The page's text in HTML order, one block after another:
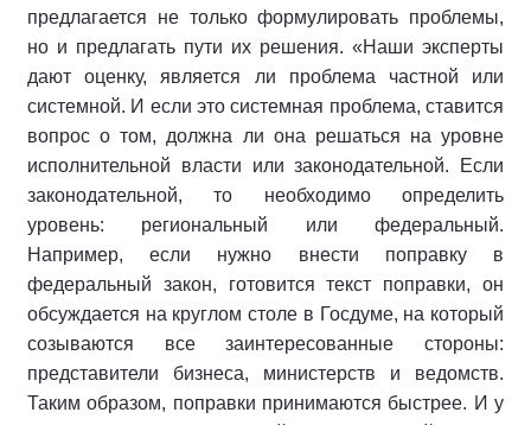
предлагается не только формулировать проблемы,
но и предлагать пути их решения. «Наши эксперты
дают оценку, является ли проблема частной или
системной. И если это системная проблема, ставится
вопрос о том, должна ли она решаться на уровне
исполнительной власти или законодательной. Если
законодательной, то необходимо определить
уровень: региональный или федеральный.
Например, если нужно внести поправку в
федеральный закон, готовится текст поправки, он
обсуждается на круглом столе в Госдуме, на который
созываются все заинтересованные стороны:
представители бизнеса, министерств и ведомств.
Таким образом, поправки принимаются быстрее. И у